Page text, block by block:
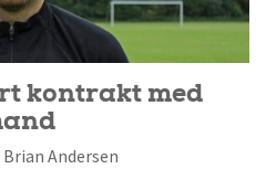
kontrakt med
Brian Andersen